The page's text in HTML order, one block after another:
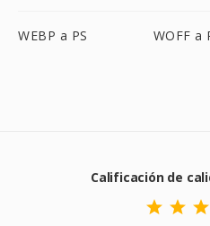
WEBP a PS WOFF a
Calificación de